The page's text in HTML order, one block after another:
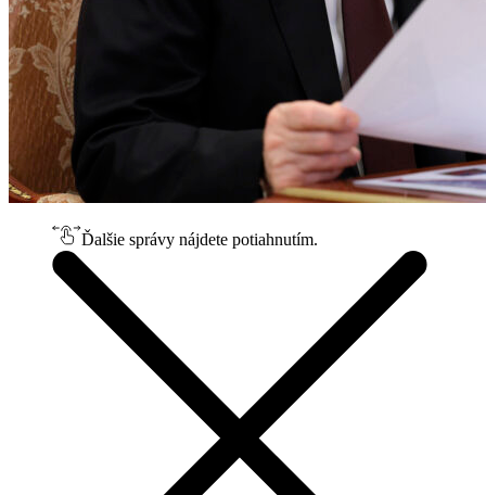
Ďalšie správy nájdete potiahnutím.